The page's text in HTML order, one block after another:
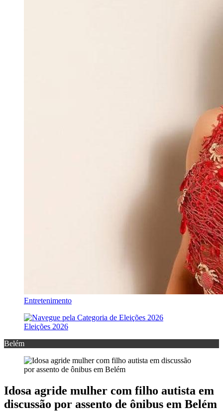
Entretenimento
Eleições 2026
Belém
Idosa agride mulher com filho autista em
discussão por assento de ônibus em Belém